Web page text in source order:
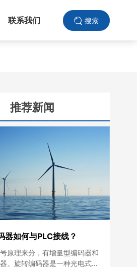
联系我们 搜索
推荐新闻
器如何与PLC接线？
原理来分，有增量型编码器和
。旋转编码器是一种光电式旋